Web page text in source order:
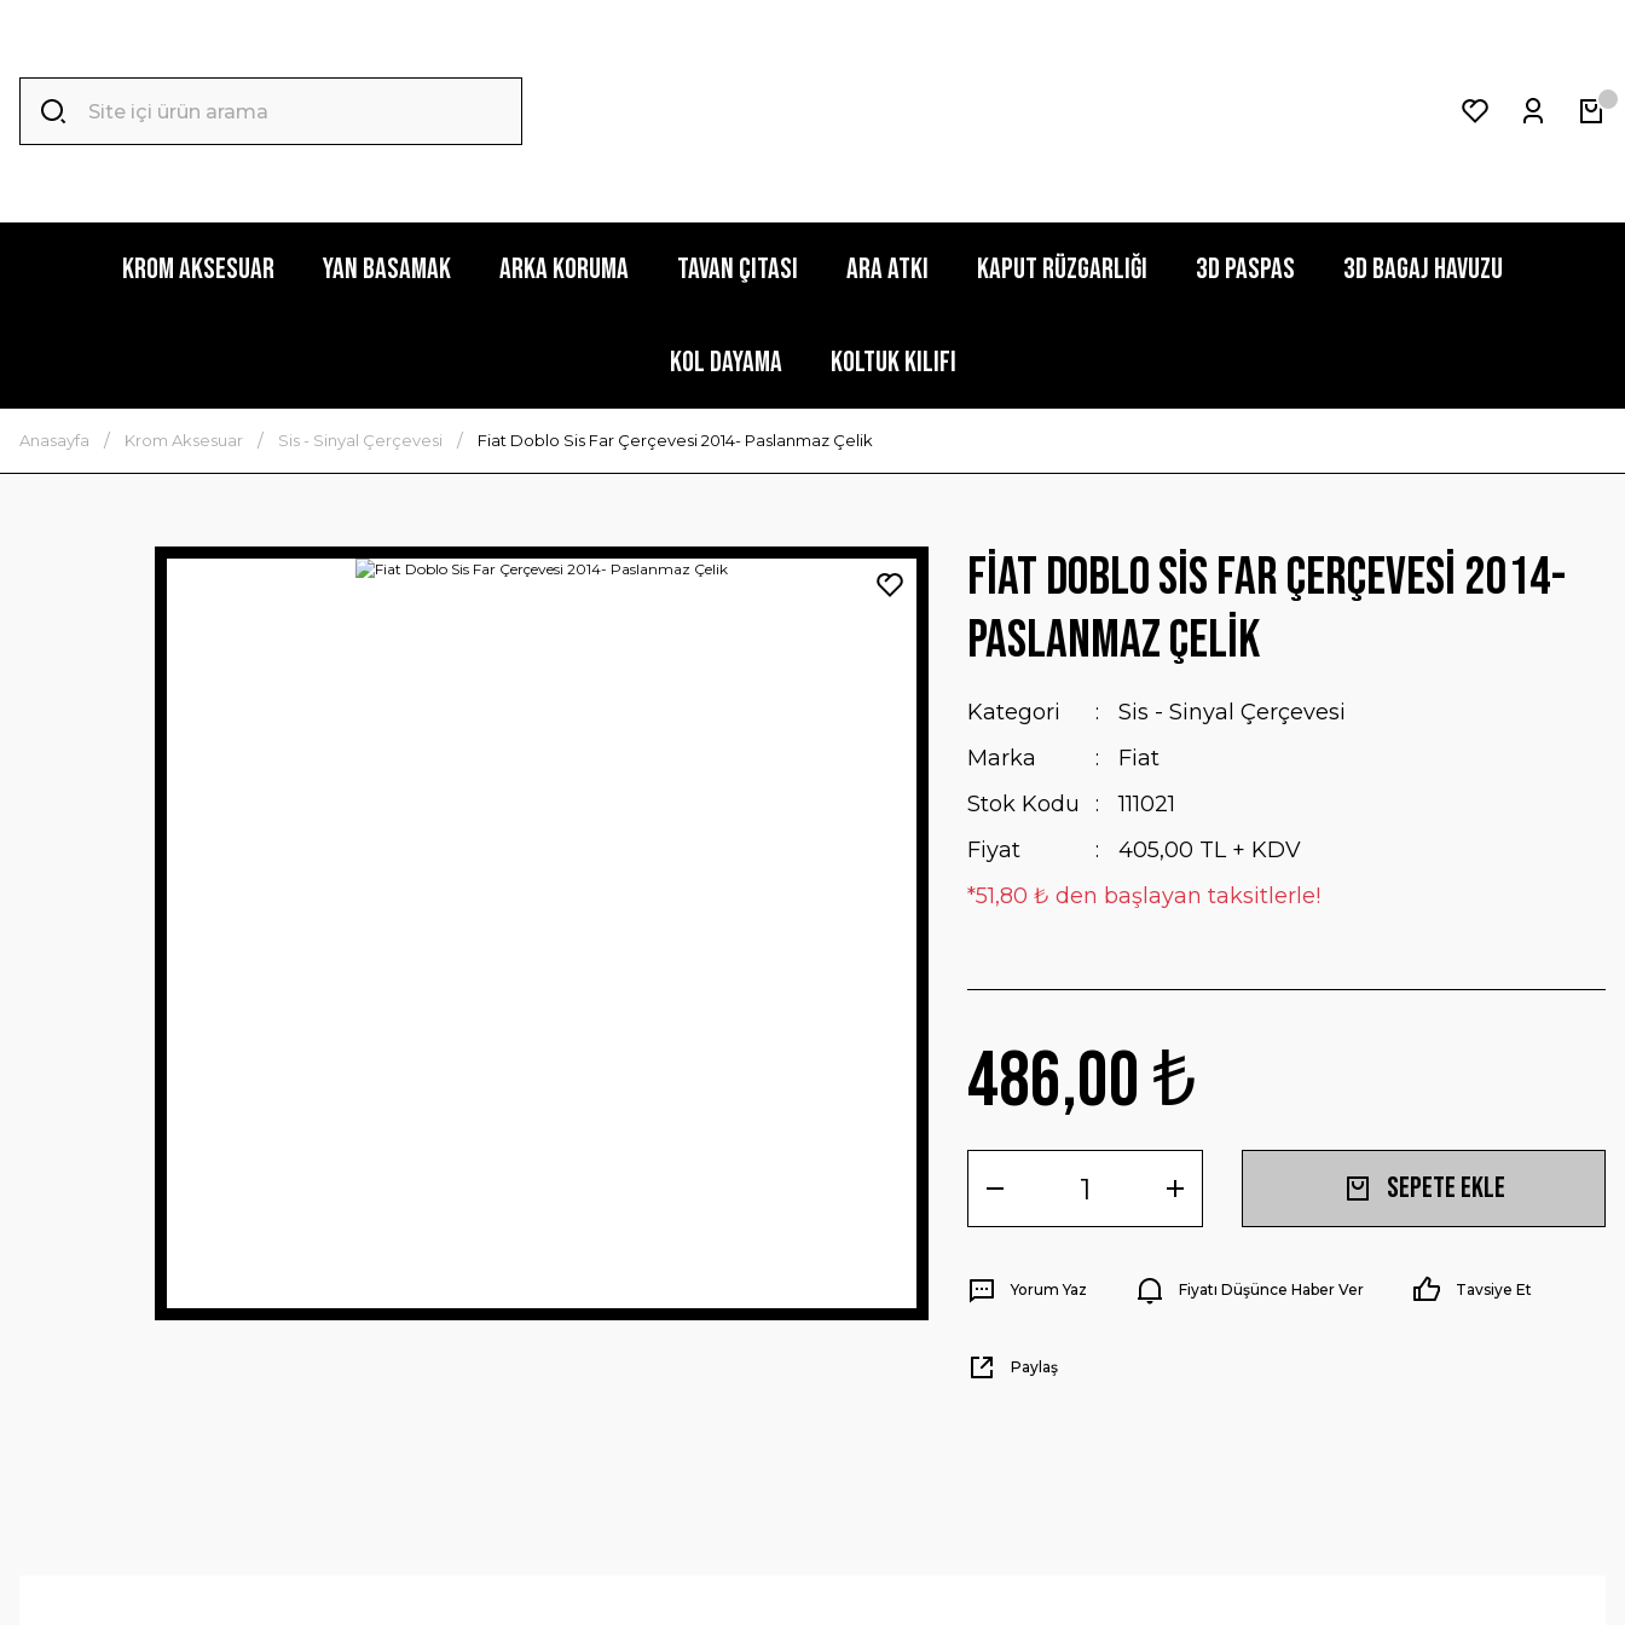
Krom Aksesuar Yan Basamak Arka Koruma Tavan Çıtası Ara Atkı Kaput Rüzgarlığı 3D Paspas 3D Bagaj Havuzu
Kol Dayama Koltuk Kılıfı
Anasayfa Krom Aksesuar Sis - Sinyal Çerçevesi Fiat Doblo Sis Far Çerçevesi 2014- Paslanmaz Çelik
Fiat Doblo Sis Far Çerçevesi 2014-
Paslanmaz Çelik
Kategori
Sis - Sinyal Çerçevesi
Marka
Fiat
Stok Kodu
111021
Fiyat
405,00 TL + KDV
*51,80 ₺ den başlayan taksitlerle!
486,00 ₺
Sepete Ekle
Yorum Yaz Fiyatı Düşünce Haber Ver Tavsiye Et
Paylaş